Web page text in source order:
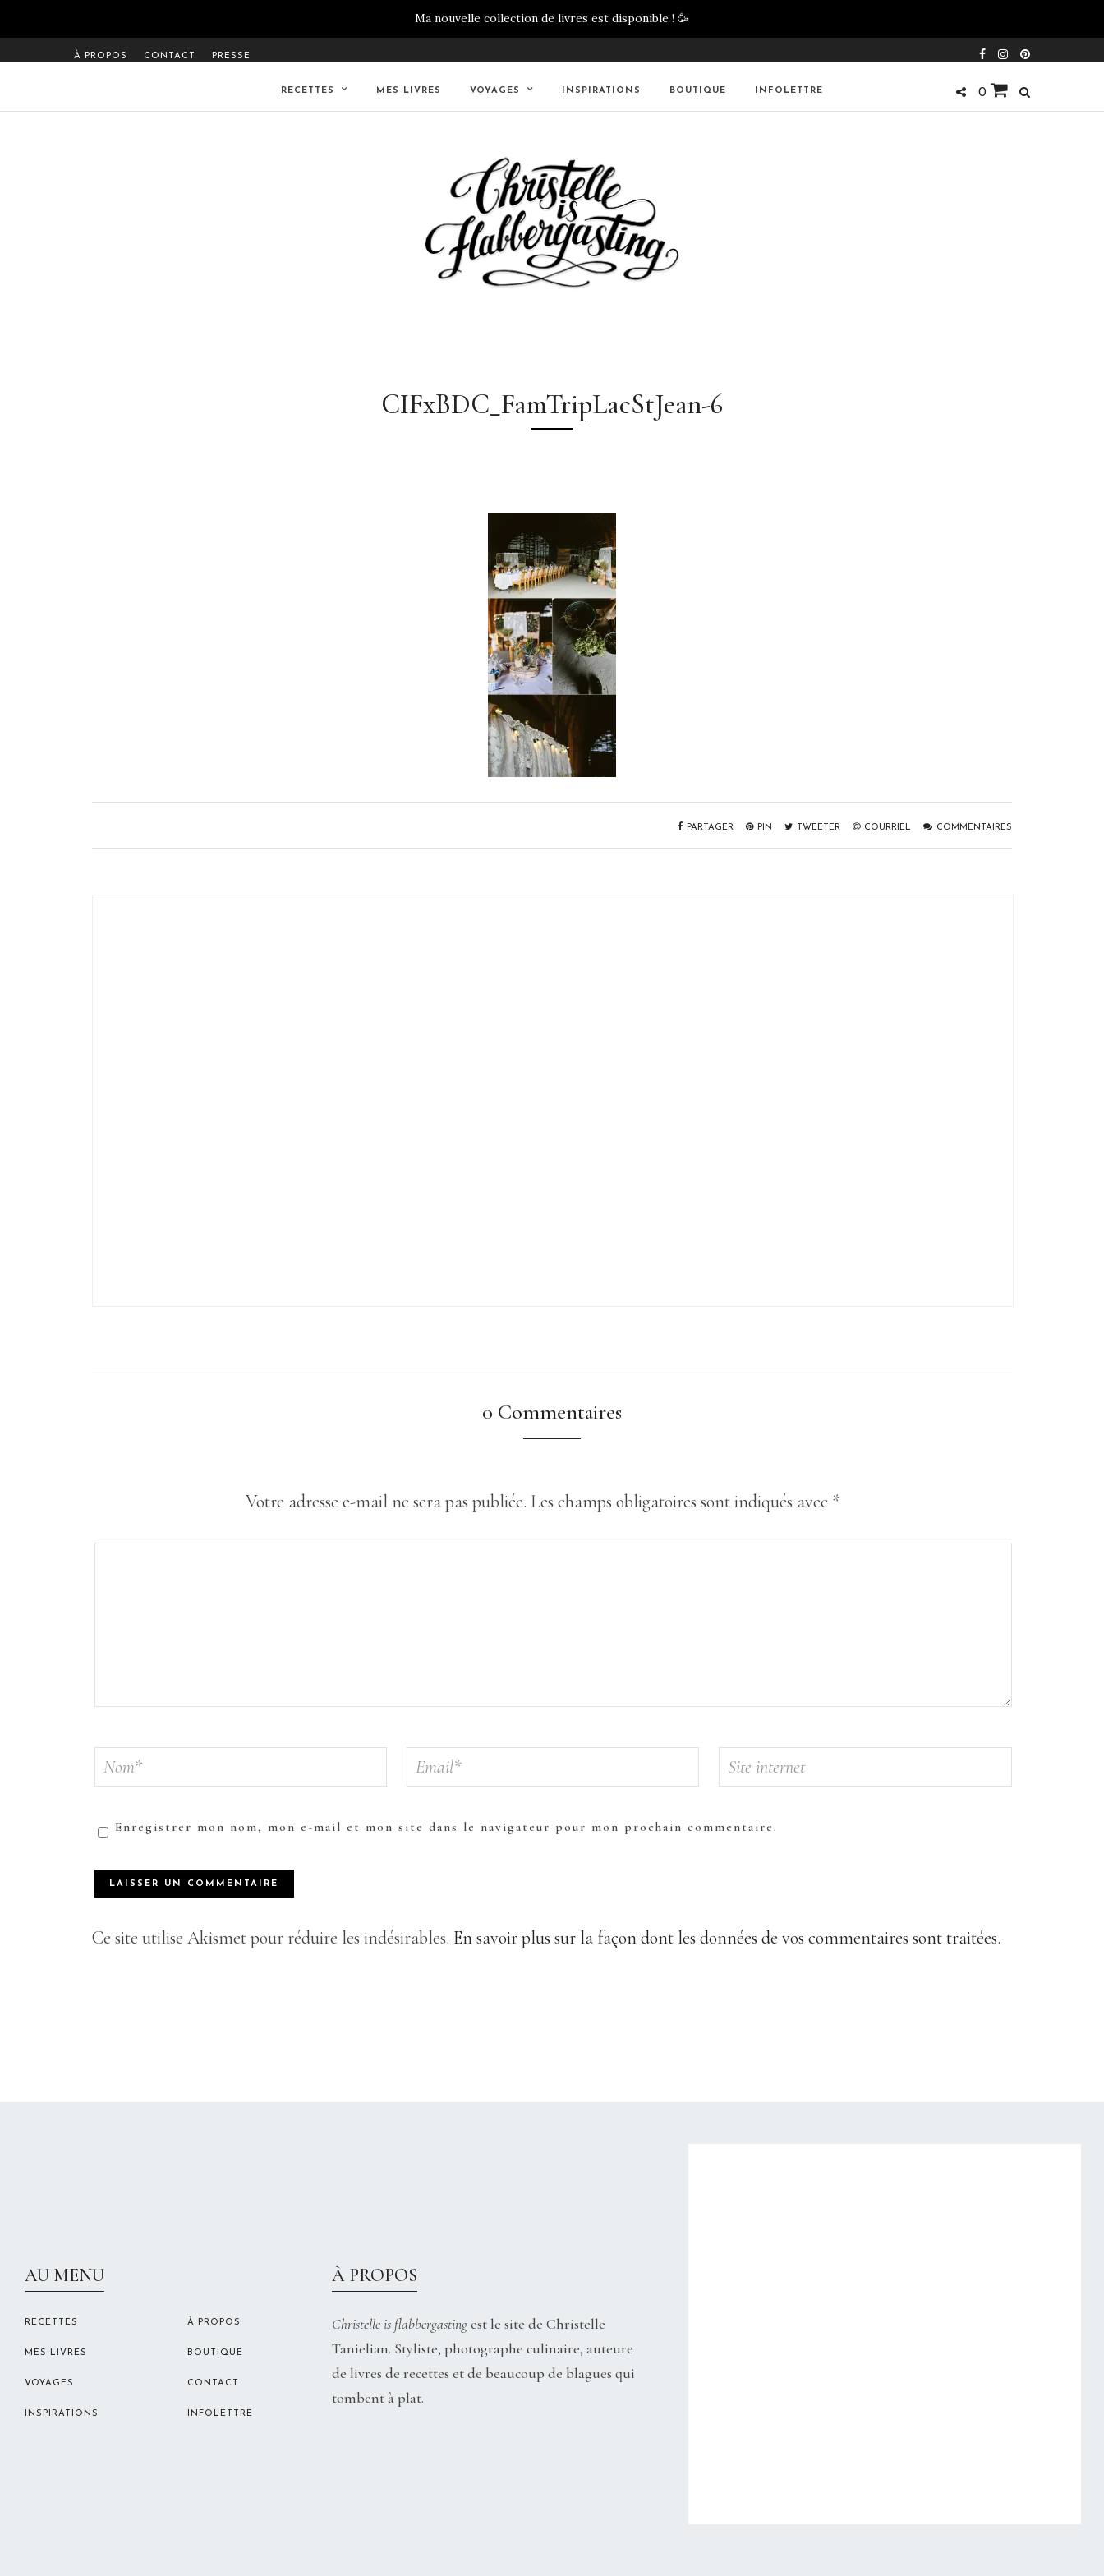
Ma nouvelle collection de livres est disponible ! 🥳
À PROPOS CONTACT PRESSE
RECETTES MES LIVRES VOYAGES INSPIRATIONS BOUTIQUE INFOLETTRE 0
CIFxBDC_FamTripLacStJean-6
PARTAGER PIN TWEETER COURRIEL COMMENTAIRES
0 Commentaires
Votre adresse e-mail ne sera pas publiée. Les champs obligatoires sont indiqués avec *
Enregistrer mon nom, mon e-mail et mon site dans le navigateur pour mon prochain commentaire.
Ce site utilise Akismet pour réduire les indésirables. En savoir plus sur la façon dont les données de vos commentaires sont traitées.
AU MENU
RECETTES
MES LIVRES
VOYAGES
INSPIRATIONS
À PROPOS
BOUTIQUE
CONTACT
INFOLETTRE
À PROPOS
Christelle is flabbergastingest le site de Christelle
Tanielian. Styliste, photographe culinaire, auteure
de livres de recettes et de beaucoup de blagues qui
tombent à plat.